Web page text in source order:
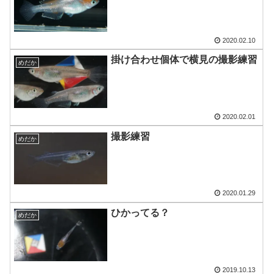
2020.02.10
めだか 掛け合わせ個体で横見の撮影練習
2020.02.01
めだか 撮影練習
2020.01.29
めだか ひかってる？
2019.10.13